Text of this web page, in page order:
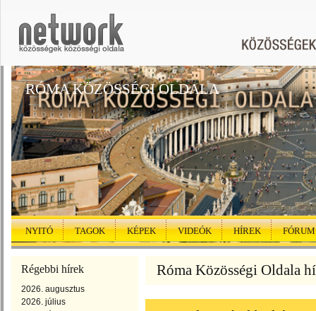
RÓMA KÖZÖSSÉGI OLDALA
NYITÓ TAGOK KÉPEK VIDEÓK HÍREK FÓRUM
Régebbi hírek
2026. augusztus
2026. július
Róma Közösségi Oldala